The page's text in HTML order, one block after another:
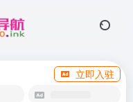
立即入驻